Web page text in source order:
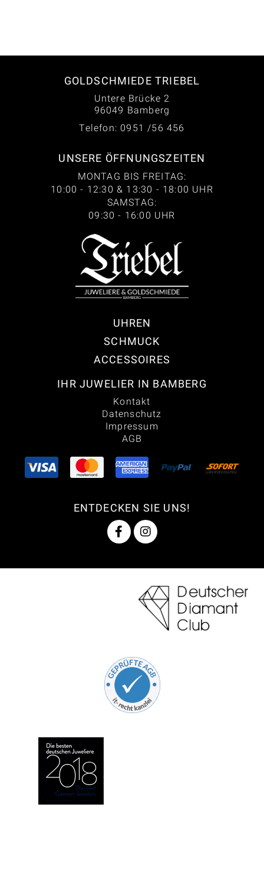
GOLDSCHMIEDE TRIEBEL
Untere Brücke 2
96049 Bamberg
Telefon: 0951 /56 456
UNSERE ÖFFNUNGSZEITEN
MONTAG BIS FREITAG:
10:00 - 12:30 & 13:30 - 18:00 UHR
SAMSTAG:
09:30 - 16:00 UHR
UHREN
SCHMUCK
ACCESSOIRES
IHR JUWELIER IN BAMBERG
Kontakt
Datenschutz
Impressum
AGB
ENTDECKEN SIE UNS!